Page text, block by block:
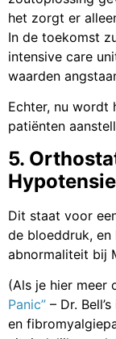
het zorgt er
In de toekomst
intensive care
waarden
Echter, nu wordt
patiënten
5.
Hypotensie
Dit staat voor
de bloeddruk,
abnormaliteit bij
(Als je hier meer
Panic” – Dr.
en